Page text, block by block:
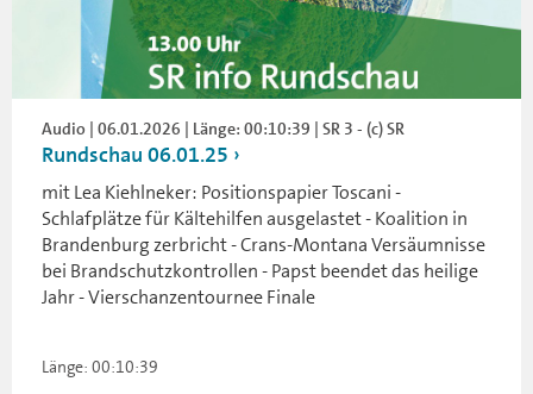
Audio | 06.01.2026 | Länge: 00:10:39 | SR 3 - (c) SR
Rundschau 06.01.25
mit Lea Kiehlneker: Positionspapier Toscani -
Schlafplätze für Kältehilfen ausgelastet - Koalition in
Brandenburg zerbricht - Crans-Montana Versäumnisse
bei Brandschutzkontrollen - Papst beendet das heilige
Jahr - Vierschanzentournee Finale
Länge: 00:10:39